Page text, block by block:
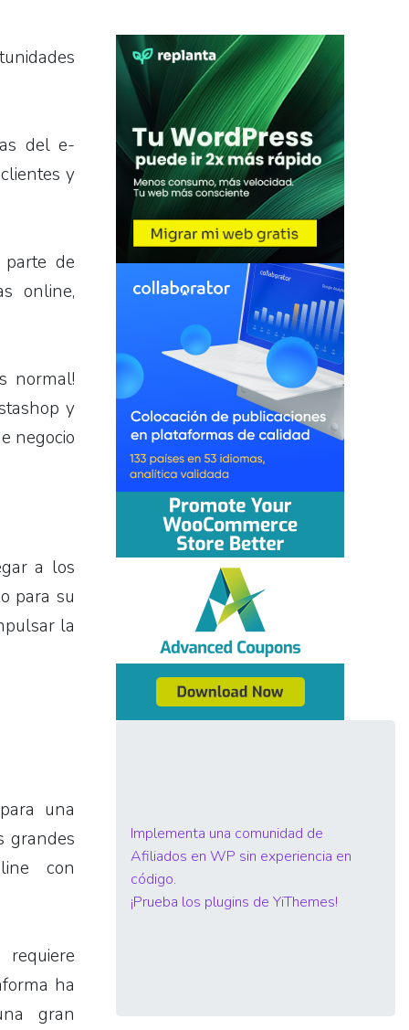
del e-
y
de
online,
normal!
y
negocio
a los
para su
la
una
grandes
con
ha
gran
Implementa una comunidad de
Afiliados en WP sin experiencia en
código.
¡Prueba los plugins de YiThemes!